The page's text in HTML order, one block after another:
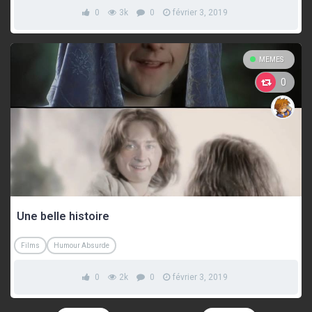
0 3k 0 février 3, 2019
MEMES
0
Une belle histoire
Films Humour Absurde
0 2k 0 février 3, 2019